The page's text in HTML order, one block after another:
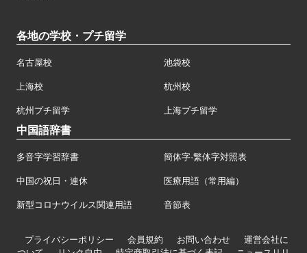
各地の学校・プチ留学
名古屋校 池袋校
上海校 杭州校
杭州プチ留学 上海プチ留学
中国語辞書
多音字学習辞書 簡体字·繁体字対照表
中国の祝日・連休 医療用語（常用編）
新型コロナウイルス関連用語 音節表
プライバシーポリシー 会員規約 お問い合わせ
運営会社に